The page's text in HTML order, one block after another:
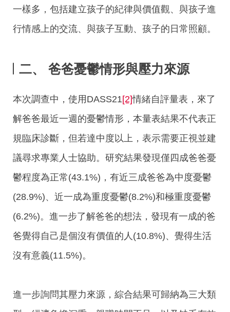
一樣多，包括建立孩子的紀律與價值觀、與孩子進
行情感上的交流、與孩子互動、孩子的日常照顧。
二、 爸爸憂鬱情形與壓力來源
本次調查中，使用DASS21[2]情緒自評量表，來了
解爸爸最近一週的憂鬱情形，本量表結果不代表正
規臨床診斷，但若達中度以上，表示需要正視並建
議尋求專業人士協助。研究結果發現僅四成爸爸憂
鬱程度為正常(43.1%)，有近三成爸爸為中度憂鬱
(28.9%)、近一成為重度憂鬱(8.2%)和極重度憂鬱
(6.2%)。進一步了解爸爸的想法，發現有一成的爸
爸覺得自己是個沒有價值的人(10.8%)、覺得生活
沒有意義(11.5%)。
進一步詢問其壓力來源，綜合結果可歸納為三大類